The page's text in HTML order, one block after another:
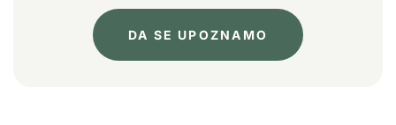
DA SE UPOZNAMO